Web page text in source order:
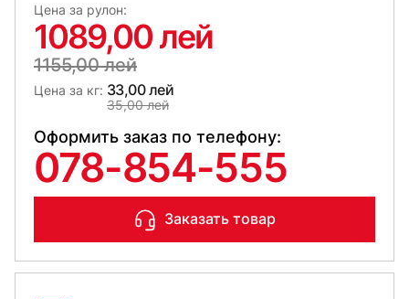
Цена за рулон:
1089,00 лей
1155,00 лей
Цена за кг: 33,00 лей
35,00 лей
Оформить заказ по телефону:
078-854-555
Заказать товар